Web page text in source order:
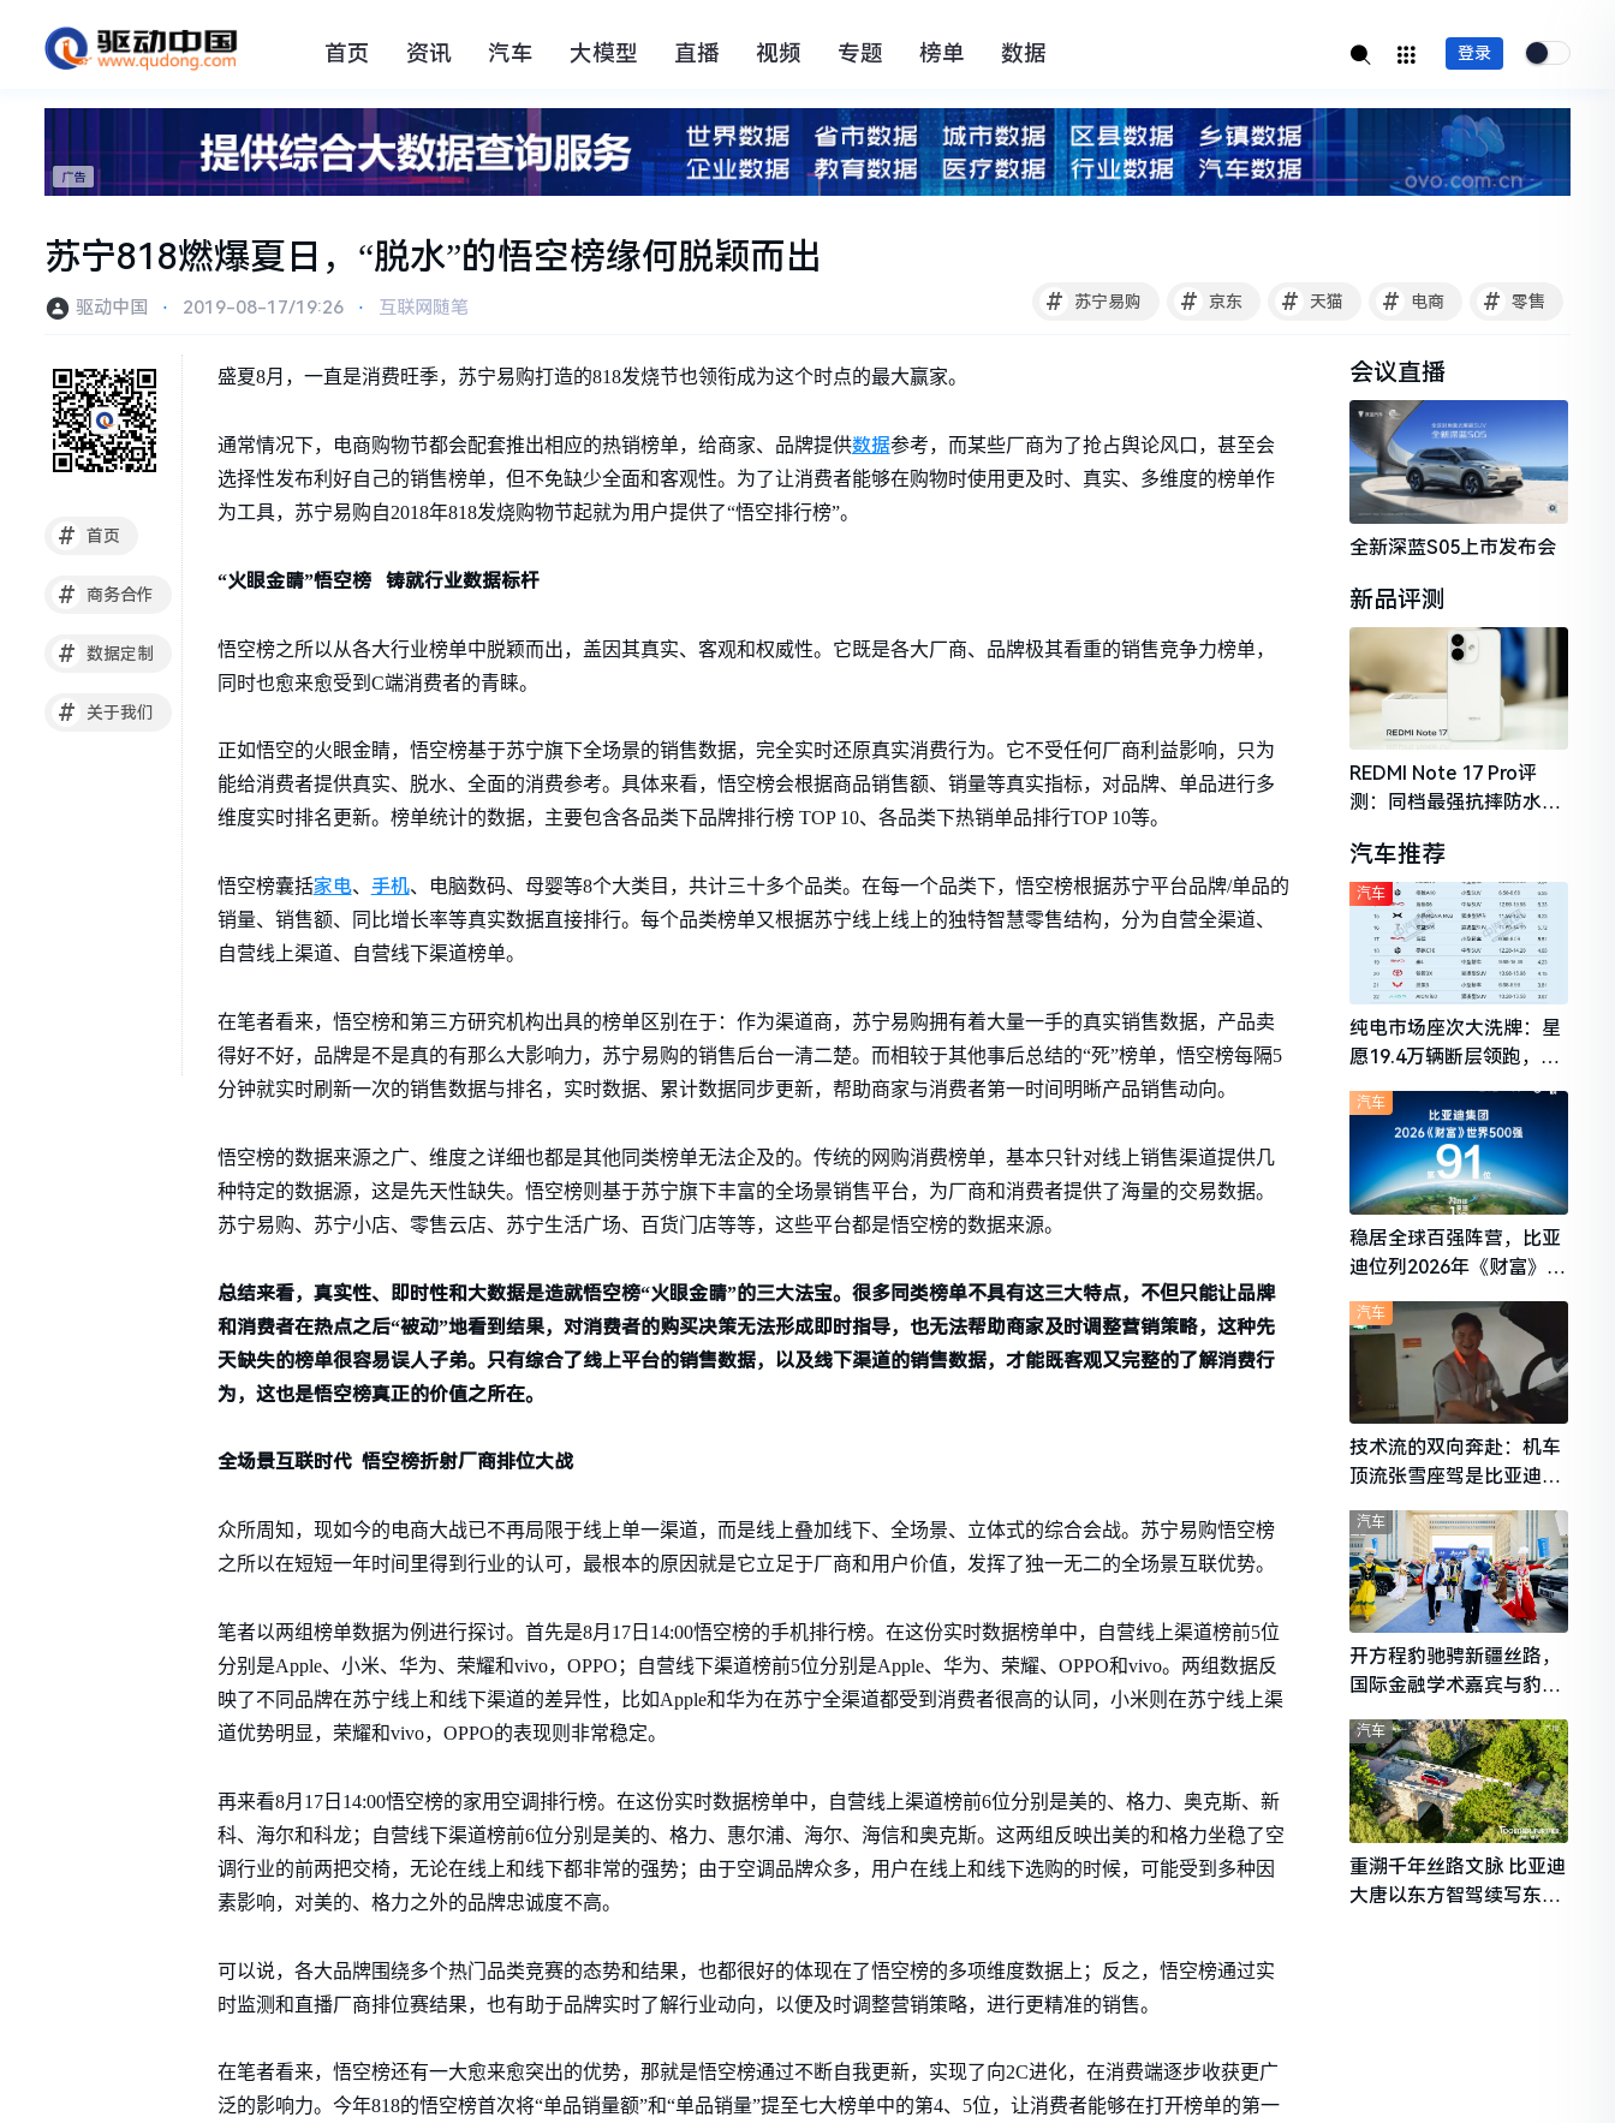
首页 资讯 汽车 大模型 直播 视频 专题 榜单 数据 登录
苏宁818燃爆夏日，“脱水”的悟空榜缘何脱颖而出
# 苏宁易购 # 京东 # 天猫 # 电商 # 零售
驱动中国 ⋅ 2019-08-17/19:26 ⋅ 互联网随笔
# 首页
# 商务合作
# 数据定制
# 关于我们
盛夏8月，一直是消费旺季，苏宁易购打造的818发烧节也领衔成为这个时点的最大赢家。
通常情况下，电商购物节都会配套推出相应的热销榜单，给商家、品牌提供数据参考，而某些厂商为了抢占舆论风口，甚至会
选择性发布利好自己的销售榜单，但不免缺少全面和客观性。为了让消费者能够在购物时使用更及时、真实、多维度的榜单作
为工具，苏宁易购自2018年818发烧购物节起就为用户提供了“悟空排行榜”。
“火眼金睛”悟空榜 铸就行业数据标杆
悟空榜之所以从各大行业榜单中脱颖而出，盖因其真实、客观和权威性。它既是各大厂商、品牌极其看重的销售竞争力榜单，
同时也愈来愈受到C端消费者的青睐。
正如悟空的火眼金睛，悟空榜基于苏宁旗下全场景的销售数据，完全实时还原真实消费行为。它不受任何厂商利益影响，只为
能给消费者提供真实、脱水、全面的消费参考。具体来看，悟空榜会根据商品销售额、销量等真实指标，对品牌、单品进行多
维度实时排名更新。榜单统计的数据，主要包含各品类下品牌排行榜 TOP 10、各品类下热销单品排行TOP 10等。
悟空榜囊括家电、 手机、电脑数码、母婴等8个大类目，共计三十多个品类。在每一个品类下，悟空榜根据苏宁平台品牌/单品的
销量、销售额、同比增长率等真实数据直接排行。每个品类榜单又根据苏宁线上线上的独特智慧零售结构，分为自营全渠道、
自营线上渠道、自营线下渠道榜单。
在笔者看来，悟空榜和第三方研究机构出具的榜单区别在于：作为渠道商，苏宁易购拥有着大量一手的真实销售数据，产品卖
得好不好，品牌是不是真的有那么大影响力，苏宁易购的销售后台一清二楚。而相较于其他事后总结的“死”榜单，悟空榜每隔5
分钟就实时刷新一次的销售数据与排名，实时数据、累计数据同步更新，帮助商家与消费者第一时间明晰产品销售动向。
悟空榜的数据来源之广、维度之详细也都是其他同类榜单无法企及的。传统的网购消费榜单，基本只针对线上销售渠道提供几
种特定的数据源，这是先天性缺失。悟空榜则基于苏宁旗下丰富的全场景销售平台，为厂商和消费者提供了海量的交易数据。
苏宁易购、苏宁小店、零售云店、苏宁生活广场、百货门店等等，这些平台都是悟空榜的数据来源。
总结来看，真实性、即时性和大数据是造就悟空榜“火眼金睛”的三大法宝。很多同类榜单不具有这三大特点，不但只能让品牌
和消费者在热点之后“被动”地看到结果，对消费者的购买决策无法形成即时指导，也无法帮助商家及时调整营销策略，这种先
天缺失的榜单很容易误人子弟。只有综合了线上平台的销售数据，以及线下渠道的销售数据，才能既客观又完整的了解消费行
为，这也是悟空榜真正的价值之所在。
全场景互联时代 悟空榜折射厂商排位大战
众所周知，现如今的电商大战已不再局限于线上单一渠道，而是线上叠加线下、全场景、立体式的综合会战。苏宁易购悟空榜
之所以在短短一年时间里得到行业的认可，最根本的原因就是它立足于厂商和用户价值，发挥了独一无二的全场景互联优势。
笔者以两组榜单数据为例进行探讨。首先是8月17日14:00悟空榜的手机排行榜。在这份实时数据榜单中，自营线上渠道榜前5位
分别是Apple、小米、华为、荣耀和vivo，OPPO；自营线下渠道榜前5位分别是Apple、华为、荣耀、OPPO和vivo。两组数据反
映了不同品牌在苏宁线上和线下渠道的差异性，比如Apple和华为在苏宁全渠道都受到消费者很高的认同，小米则在苏宁线上渠
道优势明显，荣耀和vivo，OPPO的表现则非常稳定。
再来看8月17日14:00悟空榜的家用空调排行榜。在这份实时数据榜单中，自营线上渠道榜前6位分别是美的、格力、奥克斯、新
科、海尔和科龙；自营线下渠道榜前6位分别是美的、格力、惠尔浦、海尔、海信和奥克斯。这两组反映出美的和格力坐稳了空
调行业的前两把交椅，无论在线上和线下都非常的强势；由于空调品牌众多，用户在线上和线下选购的时候，可能受到多种因
素影响，对美的、格力之外的品牌忠诚度不高。
可以说，各大品牌围绕多个热门品类竞赛的态势和结果，也都很好的体现在了悟空榜的多项维度数据上；反之，悟空榜通过实
时监测和直播厂商排位赛结果，也有助于品牌实时了解行业动向，以便及时调整营销策略，进行更精准的销售。
在笔者看来，悟空榜还有一大愈来愈突出的优势，那就是悟空榜通过不断自我更新，实现了向2C进化，在消费端逐步收获更广
泛的影响力。今年818的悟空榜首次将“单品销量额”和“单品销量”提至七大榜单中的第4、5位，让消费者能够在打开榜单的第一
会议直播
全新深蓝S05上市发布会
新品评测
REDMI Note 17 Pro评
测：同档最强抗摔防水，
守门员
汽车推荐
纯电市场座次大洗牌：星
愿19.4万辆断层领跑，理
想i6成最强黑马
汽车
稳居全球百强阵营，比亚
迪位列2026年《财富》世
汽车
技术流的双向奔赴：机车
顶流张雪座驾是比亚迪秦
L
汽车
开方程豹驰骋新疆丝路，
国际金融学术嘉宾与豹友
共赴山海热爱
汽车
重溯千年丝路文脉 比亚迪
大唐以东方智驾续写东西
汽车